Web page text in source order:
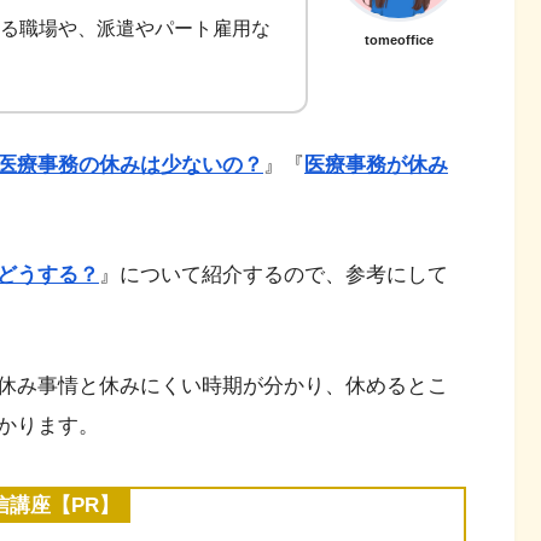
職場や、派遣やパート雇用な
tomeoffice
療事務の休みは少ないの？ 』『 医療事務が休み
うする？ 』について紹介するので、参考にして
み事情と休みにくい時期が分かり、休めるとこ
ります。
座【PR】